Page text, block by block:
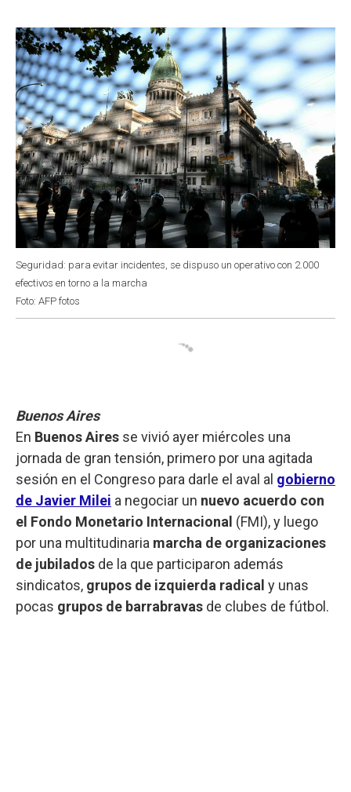
k
p
n
Seguridad: para evitar incidentes, se dispuso un operativo con 2.000
efectivos en torno a la marcha
Foto: AFP fotos
Buenos Aires
En Buenos Aires se vivió ayer miércoles una
jornada de gran tensión, primero por una agitada
sesión en el Congreso para darle el aval al gobierno
de Javier Milei a negociar un nuevo acuerdo con
el Fondo Monetario Internacional (FMI), y luego
por una multitudinaria marcha de organizaciones
de jubilados de la que participaron además
sindicatos, grupos de izquierda radical y unas
pocas grupos de barrabravas de clubes de fútbol.